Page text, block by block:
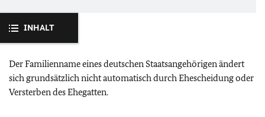
INHALT
Der Familienname eines deutschen Staatsangehörigen ändert
sich grundsätzlich nicht automatisch durch Ehescheidung oder
Versterben des Ehegatten.